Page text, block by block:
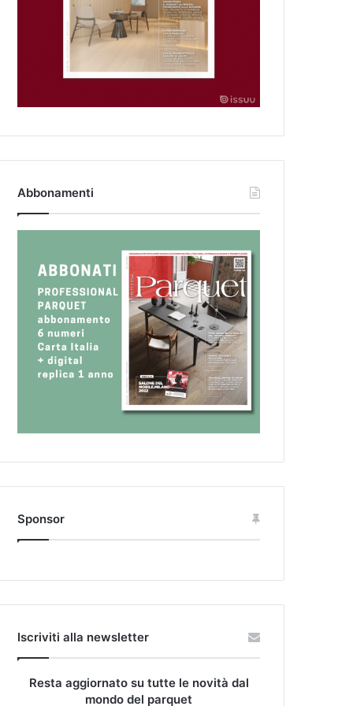
Abbonamenti
Sponsor
Iscriviti alla newsletter
Resta aggiornato su tutte le novità dal
mondo del parquet